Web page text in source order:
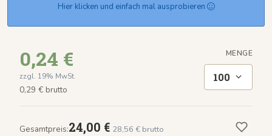
Hier klicken und einfach mal ausprobieren
0,24 €
zzgl. 19% MwSt.
0,29 € brutto
MENGE
100
Gesamtpreis:24,00 € 28,56 € brutto